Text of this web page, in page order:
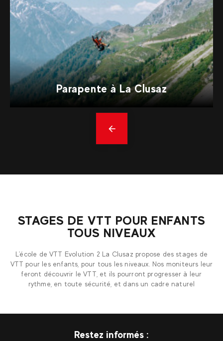
Parapente à La Clusaz
Précédent
STAGES DE VTT POUR ENFANTS
TOUS NIVEAUX
L'école de VTT Evolution 2 La Clusaz propose des stages de
VTT pour les enfants, pour tous les niveaux. Nos moniteurs leur
feront découvrir le VTT, et ils pourront progresser à leur
rythme, en toute sécurité, et dans un cadre naturel
Restez informés :